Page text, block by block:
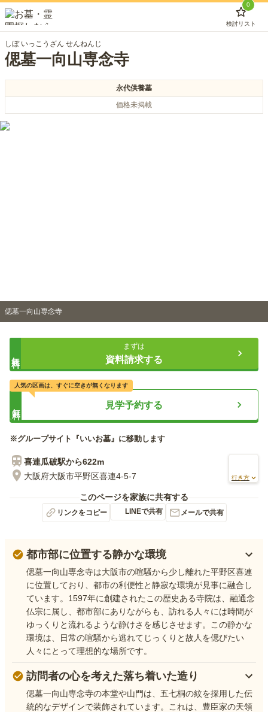
0
検討リスト
しぼ いっこうざん せんねんじ
偲墓一向山専念寺
永代供養墓
価格未掲載
偲墓一向山専念寺
まずは
資料請求する
見学予約する
人気の区画は、すぐに空きが無くなります
※グループサイト『いいお墓』に移動します
喜連瓜破駅から622m
大阪府大阪市平野区喜連4-5-7
行き方
このページを家族に共有する
リンクをコピー LINEで共有 メールで共有
都市部に位置する静かな環境
偲墓一向山専念寺は大阪市の喧騒から少し離れた平野区喜連
に位置しており、都市の利便性と静寂な環境が見事に融合し
ています。1597年に創建されたこの歴史ある寺院は、融通念
仏宗に属し、都市部にありながらも、訪れる人々には時間が
ゆっくりと流れるような静けさを感じさせます。この静かな
環境は、日常の喧騒から逃れてじっくりと故人を偲びたい
人々にとって理想的な場所です。
訪問者の心を考えた落ち着いた造り
偲墓一向山専念寺の本堂や山門は、五七桐の紋を採用した伝
統的なデザインで装飾されています。これは、豊臣家の天領